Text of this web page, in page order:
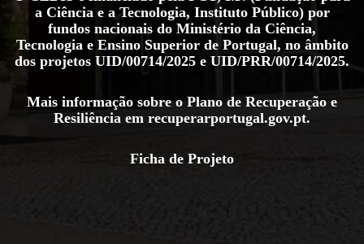
a Ciência e a Tecnologia, Instituto Público) por
fundos nacionais do Ministério da Ciência,
Tecnologia e Ensino Superior de Portugal, no âmbito
dos projetos UID/00714/2025 e UID/PRR/00714/2025.
Mais informação sobre o Plano de Recuperação e
Resiliência em recuperarportugal.gov.pt.
Ficha de Projeto